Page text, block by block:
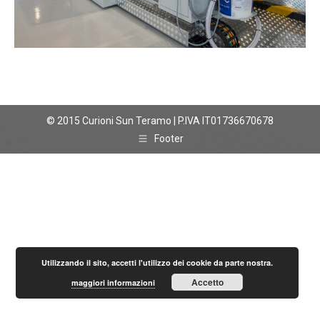
© 2015 Curioni Sun Teramo | P.IVA IT01736670678
Footer
Utilizzando il sito, accetti l'utilizzo dei cookie da parte nostra.
maggiori informazioni
Accetto